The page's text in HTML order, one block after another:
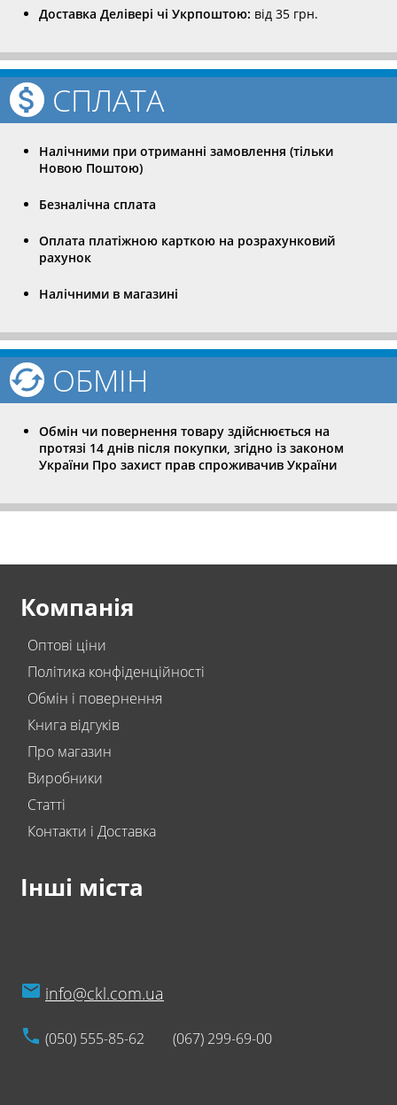
Доставка Делівері чі Укрпоштою: від 35 грн.
СПЛАТА
Налічними при отриманні замовлення (тільки
Новою Поштою)
Безналічна сплата
Оплата платіжною карткою на розрахунковий
рахунок
Налічними в магазині
ОБМІН
Обмін чи повернення товару здійснюється на
протязі 14 днів після покупки, згідно із законом
України Про захист прав спроживачив України
Компанія
Оптові ціни
Політика конфіденційності
Обмін і повернення
Книга відгуків
Про магазин
Виробники
Статті
Контакти і Доставка
Інші міста
info@ckl.com.ua
(050) 555-85-62 (067) 299-69-00